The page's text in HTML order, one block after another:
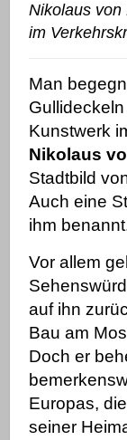
Nikolaus von
im
Man
Kunstwerk
Nikolaus
Stadtbild
Auch eine
ihm
Vor allem
auf ihn
Bau am
Doch er
Europas,
seiner